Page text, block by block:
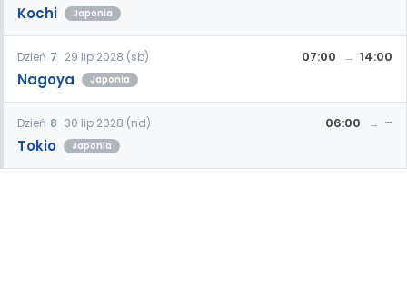
Kochi Japonia
Dzień 7 29 lip 2028 (sb)
Nagoya Japonia
07:00 14:00
Dzień 8 30 lip 2028 (nd)
Tokio Japonia
06:00 –